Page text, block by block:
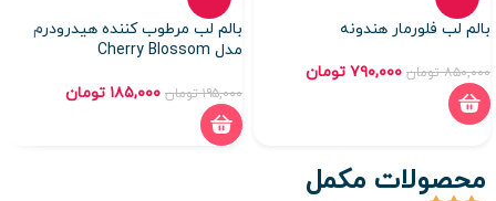
بالم لب فلورمار هندونه
۸۵۰,۰۰۰ تومان ۷۹۰,۰۰۰ تومان
بالم لب مرطوب کننده هیدرودرم
مدل Cherry Blossom
۱۹۵,۰۰۰ تومان ۱۸۵,۰۰۰ تومان
محصولات مکمل